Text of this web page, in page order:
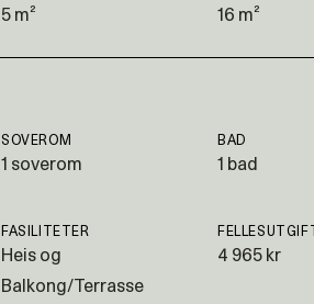
5 m² 16 m²
SOVEROM
1 soverom
BAD
1 bad
FASILITETER
Heis og
Balkong/Terrasse
4 965 kr